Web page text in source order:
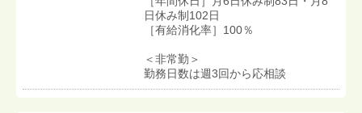
日休み制102日
［有給消化率］100％
＜非常勤＞
勤務日数は週3回から応相談